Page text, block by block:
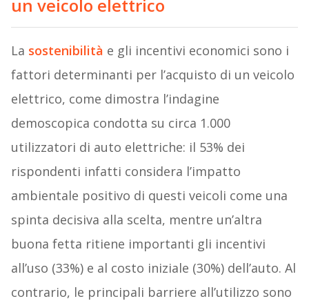
un veicolo elettrico
La sostenibilità e gli incentivi economici sono i
fattori determinanti per l’acquisto di un veicolo
elettrico, come dimostra l’indagine
demoscopica condotta su circa 1.000
utilizzatori di auto elettriche: il 53% dei
rispondenti infatti considera l’impatto
ambientale positivo di questi veicoli come una
spinta decisiva alla scelta, mentre un’altra
buona fetta ritiene importanti gli incentivi
all’uso (33%) e al costo iniziale (30%) dell’auto. Al
contrario, le principali barriere all’utilizzo sono